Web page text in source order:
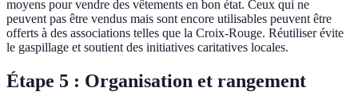
moyens pour vendre des vêtements en bon état. Ceux qui ne
peuvent pas être vendus mais sont encore utilisables peuvent être
offerts à des associations telles que la Croix-Rouge. Réutiliser évite
le gaspillage et soutient des initiatives caritatives locales.
Étape 5 : Organisation et rangement